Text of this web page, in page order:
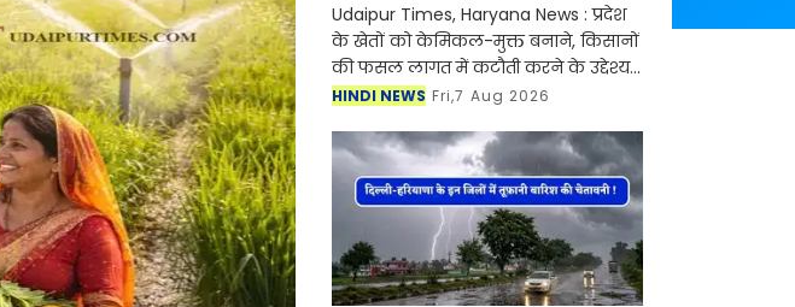
Udaipur Times, Haryana News : प्रदेश
के खेतों को केमिकल-मुक्त बनाने, किसानों
की फसल लागत में कटौती करने के उद्देश्य
से बड़ा अभियान शुरू हो रहा है। चौधरी चरण
HINDI NEWS Fri,7 Aug 2026